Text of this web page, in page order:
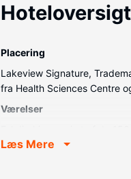
Hoteloversigt
Placering
Lakeview Signature,
fra Health Sciences Centre
Værelser
kan du altid komme på
Læs Mere